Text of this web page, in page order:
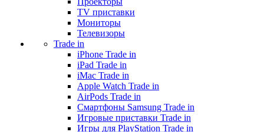
TV приставки
Мониторы
Телевизоры
Trade in
iPhone Trade in
iPad Trade in
iMac Trade in
Apple Watch Trade in
AirPods Trade in
Смартфоны Samsung Trade in
Игровые приставки Trade in
Игры для PlayStation Trade in